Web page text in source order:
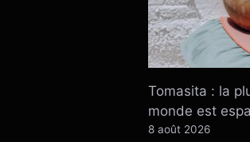
Tomasita : la
monde est
8 août 2026